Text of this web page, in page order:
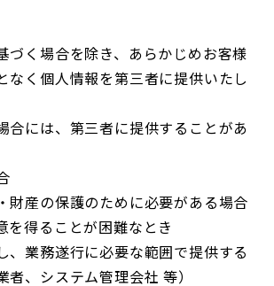
づく場合を除き、あらかじめお客様
なく個人情報を第三者に提供いたし
合には、第三者に提供することがあ
財産の保護のために必要がある場合
を得ることが困難なとき
、業務遂行に必要な範囲で提供する
、システム管理会社 等）